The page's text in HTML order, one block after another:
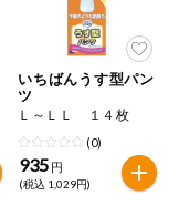
いちばんうす型パン
ツ
Ｌ～ＬＬ １４枚
(0)
935 円
(税込 1,029円)